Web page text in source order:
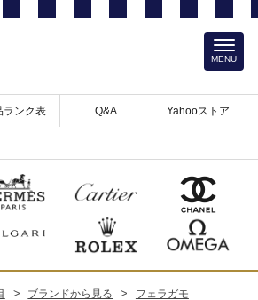
ランク表 Q&A Yahooストア
MENU
> ブランドから見る >
フェラガモ